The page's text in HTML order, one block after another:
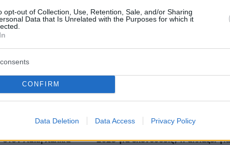
opt-out of Collection, Use, Retention, Sale, and/or Sharing
Data that Is Unrelated with the Purposes for which it
CONFIRM
Data Deletion Data Access Privacy Policy
του
γεννήτρια έπεσε
φωτογραφίες
στον Λάκη Χαλκιά
της Σαρακίνας – Δείτε βίντεο
Τι σημαίνει ρήτρα διαφυγής για την
2028 για επενδύσεις, τι αλλάζει για